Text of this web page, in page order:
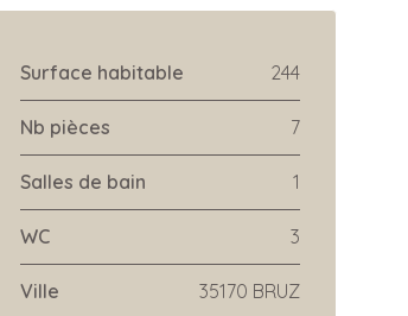
Surface habitable 244
Nb pièces 7
Salles de bain 1
WC 3
Ville 35170 BRUZ